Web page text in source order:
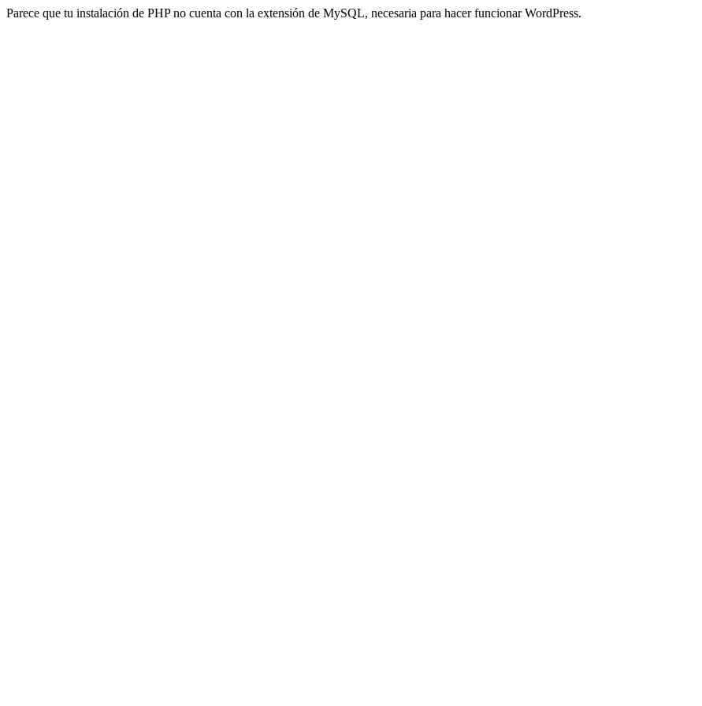
Parece que tu instalación de PHP no cuenta con la extensión de MySQL, necesaria para hacer funcionar WordPress.